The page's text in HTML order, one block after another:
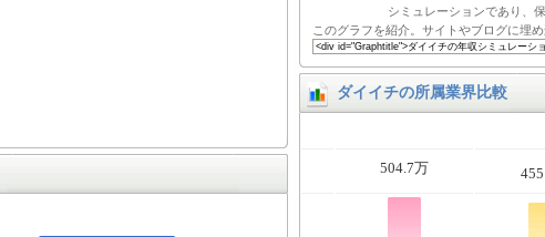
シミュレーションであり、
このグラフを紹介。サイトやブログに埋
ダイイチの所属業界比較
504.7万